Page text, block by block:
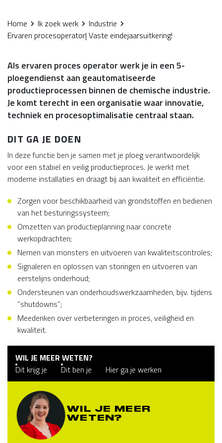
Home Ik zoek werk
Industrie
Ervaren procesoperator| Vaste eindejaarsuitkering!
Als ervaren proces operator werk je in een 5-
ploegendienst aan geautomatiseerde
productieprocessen binnen de chemische industrie.
Je komt terecht in een organisatie waar innovatie,
techniek en procesoptimalisatie centraal staan.
DIT GA JE DOEN
In deze functie ben je samen met je ploeg verantwoordelijk
voor een stabiel en veilig productieproces. Je werkt met
moderne installaties en draagt bij aan kwaliteit en efficiëntie.
Zorgen voor beschikbaarheid van grondstoffen en bedienen
van het besturingssysteem;
Omzetten van productieplanning naar concrete
werkopdrachten;
Nemen van monsters en uitvoeren van kwaliteitscontroles;
Signaleren en oplossen van storingen en uitvoeren van
eerstelijns onderhoud;
Ondersteunen van onderhoudswerkzaamheden, bijv. tijdens
”shutdowns”;
Meedenken over verbeteringen in proces, veiligheid en
kwaliteit.
WIL JE MEER WETEN?
Dit krijg je
Dit ben je Hier ga je werken
WIL JE MEER
WETEN?